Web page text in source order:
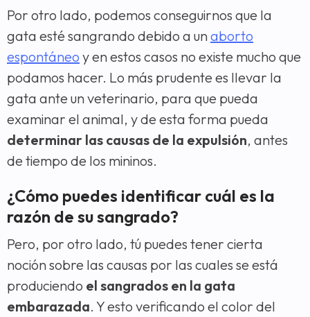
Por otro lado, podemos conseguirnos que la
gata esté sangrando debido a unaborto
espontáneo y en estos casos no existe mucho que
podamos hacer. Lo más prudente es llevar la
gata ante un veterinario, para que pueda
examinar el animal, y de esta forma pueda
determinar las causas de la expulsión, antes
de tiempo de los mininos.
¿Cómo puedes identificar cuál es la
razón de su sangrado?
Pero, por otro lado, tú puedes tener cierta
noción sobre las causas por las cuales se está
produciendo el sangrados en la gata
embarazada. Y esto verificando el color del